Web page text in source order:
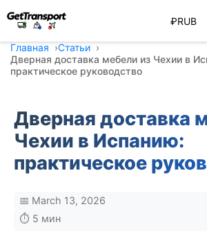
₽RUB
Главная
Статьи
Дверная доставка мебели из Чехии в
практическое руководство
Дверная доставка
Чехии в Испанию:
практическое
📅 March 13, 2026
⏱️ 5 мин